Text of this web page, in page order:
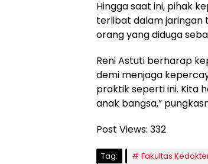
Hingga saat ini, pihak
terlibat dalam jaringan
orang yang diduga
Reni Astuti berharap
demi menjaga
praktik seperti ini. Kita
anak bangsa,”
Post Views: 332
Tag: Fakultas